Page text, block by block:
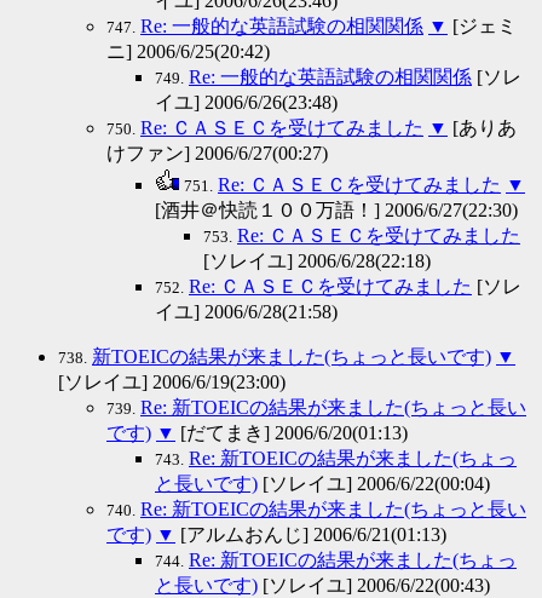
747. Re: 一般的な英語試験の相関関係 ▼ [ジェミ
ニ] 2006/6/25(20:42)
749. Re: 一般的な英語試験の相関関係 [ソレ
イユ] 2006/6/26(23:48)
750. Re: ＣＡＳＥＣを受けてみました ▼ [ありあ
けファン] 2006/6/27(00:27)
751. Re: ＣＡＳＥＣを受けてみました ▼
[酒井＠快読１００万語！] 2006/6/27(22:30)
753. Re: ＣＡＳＥＣを受けてみました
[ソレイユ] 2006/6/28(22:18)
752. Re: ＣＡＳＥＣを受けてみました [ソレ
イユ] 2006/6/28(21:58)
738. 新TOEICの結果が来ました(ちょっと長いです) ▼
[ソレイユ] 2006/6/19(23:00)
739. Re: 新TOEICの結果が来ました(ちょっと長い
です) ▼ [だてまき] 2006/6/20(01:13)
743. Re: 新TOEICの結果が来ました(ちょっ
と長いです) [ソレイユ] 2006/6/22(00:04)
740. Re: 新TOEICの結果が来ました(ちょっと長い
です) ▼ [アルムおんじ] 2006/6/21(01:13)
744. Re: 新TOEICの結果が来ました(ちょっ
と長いです) [ソレイユ] 2006/6/22(00:43)